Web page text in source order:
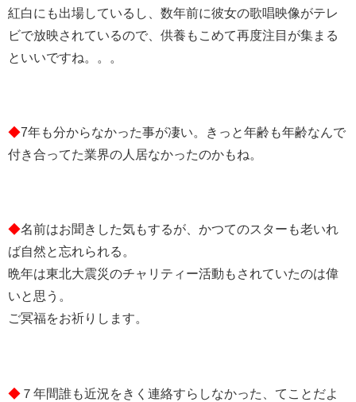
紅白にも出場しているし、数年前に彼女の歌唱映像がテレ
ビで放映されているので、供養もこめて再度注目が集まる
といいですね。。。
◆7年も分からなかった事が凄い。きっと年齢も年齢なんで
付き合ってた業界の人居なかったのかもね。
◆名前はお聞きした気もするが、かつてのスターも老いれ
ば自然と忘れられる。
晩年は東北大震災のチャリティー活動もされていたのは偉
いと思う。
ご冥福をお祈りします。
◆ ７年間誰も近況をきく連絡すらしなかった、てことだよ